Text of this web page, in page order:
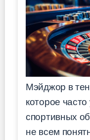
Мэйджор в
которое
спортивных
не всем